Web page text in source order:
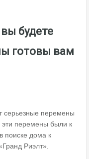
будете
готовы вам
серьезные перемены
эти перемены были к
поиске дома к
Риэлт».